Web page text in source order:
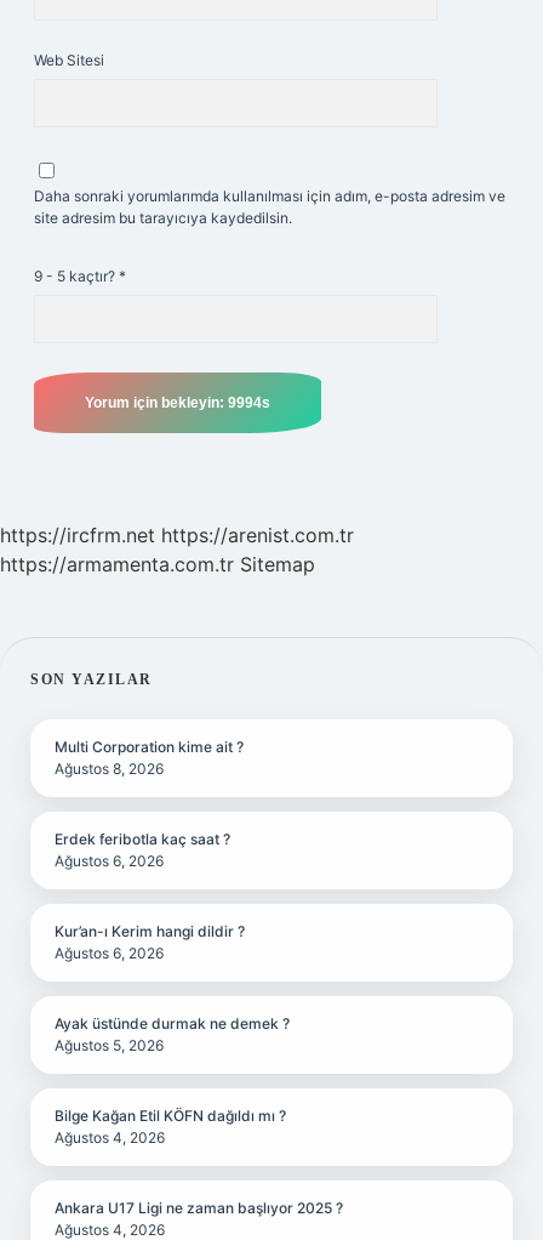
Web Sitesi
Daha sonraki yorumlarımda kullanılması için adım, e-posta adresim ve
site adresim bu tarayıcıya kaydedilsin.
9 - 5 kaçtır? *
https://ircfrm.net https://arenist.com.tr
https://armamenta.com.tr Sitemap
SIDEBAR
SON YAZILAR
Multi Corporation kime ait ?
Ağustos 8, 2026
Erdek feribotla kaç saat ?
Ağustos 6, 2026
Kur’an-ı Kerim hangi dildir ?
Ağustos 6, 2026
Ayak üstünde durmak ne demek ?
Ağustos 5, 2026
Bilge Kağan Etil KÖFN dağıldı mı ?
Ağustos 4, 2026
Ankara U17 Ligi ne zaman başlıyor 2025 ?
Ağustos 4, 2026